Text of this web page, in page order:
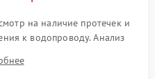
на наличие протечек и
к водопроводу. Анализ
нагрева, вращения
системы защиты